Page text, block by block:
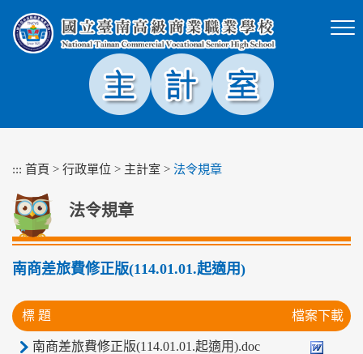
塊
::: 首頁 > 行政單位 > 主計室 > 法令規章
法令規章
南商差旅費修正版(114.01.01.起適用)
標 題 檔案下載
南商差旅費修正版(114.01.01.起適用).doc